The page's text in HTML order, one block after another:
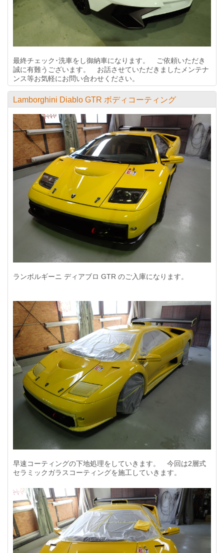
最終チェック･洗車をし御納車になります。 ご依頼いただき
誠に有難うございます。 お話させていただきましたメンテナ
ンス等お気軽にお問い合わせください。
Lamborghini Diablo GTR ボディコーティング
ランボルギーニ ディアブロ GTR のご入庫になります。
早速コーティングの下地処理をしていきます。 今回は2層式
セラミックガラスコーティングを施工していきます。